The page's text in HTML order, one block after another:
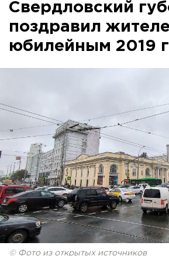
Свердловский
поздравил
юбилейным 2019
© Фото из открытых источников